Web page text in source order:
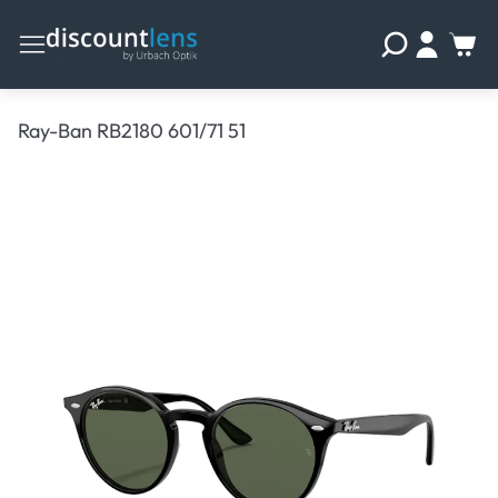
Ray-Ban RB2180 601/71 51